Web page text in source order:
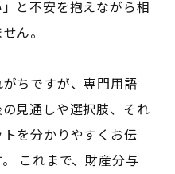
と不安を抱えながら相
ん。
ちですが、専門用語
見通しや選択肢、それ
を分かりやすくお伝
これまで、財産分与